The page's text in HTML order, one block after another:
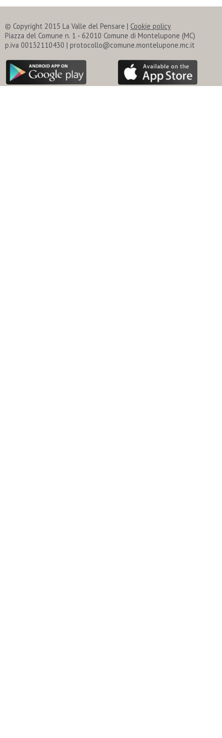
© Copyright 2015 La Valle del Pensare | Cookie policy
Piazza del Comune n. 1 - 62010 Comune di Montelupone (MC)
p.iva 00132110430 | protocollo@comune.montelupone.mc.it